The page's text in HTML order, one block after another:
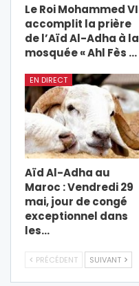
Le Roi Mohammed VI
accomplit la prière
de l’Aïd Al-Adha à la
mosquée « Ahl Fès …
EN DIRECT
Aïd Al-Adha au
Maroc : Vendredi 29
mai, jour de congé
exceptionnel dans
les…
PRÉCÉDENT SUIVANT